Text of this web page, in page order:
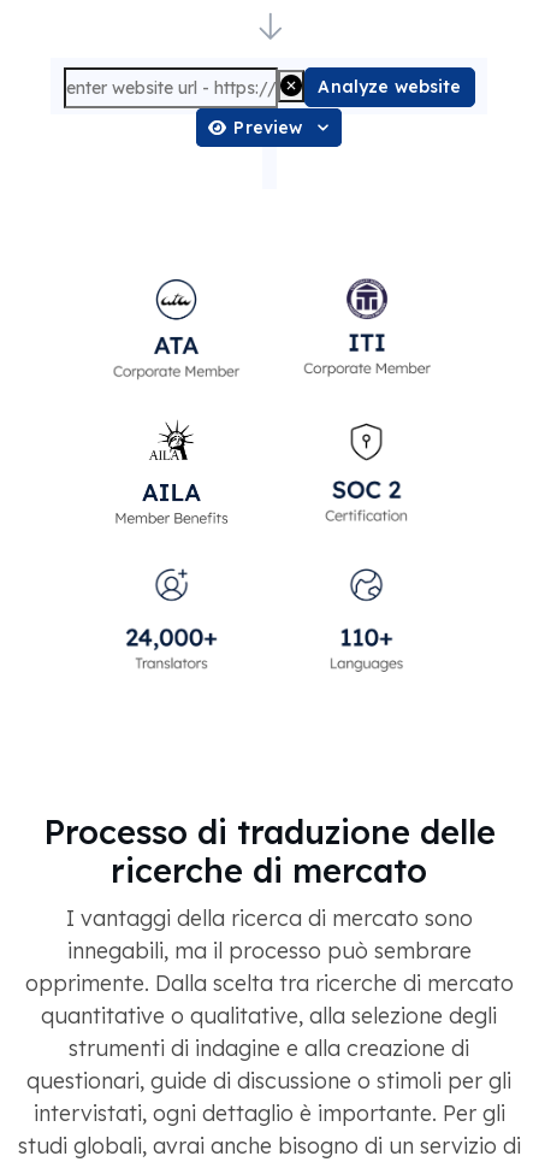
Analyze website
Preview
Processo di traduzione delle
ricerche di mercato
I vantaggi della ricerca di mercato sono
innegabili, ma il processo può sembrare
opprimente. Dalla scelta tra ricerche di mercato
quantitative o qualitative, alla selezione degli
strumenti di indagine e alla creazione di
questionari, guide di discussione o stimoli per gli
intervistati, ogni dettaglio è importante. Per gli
studi globali, avrai anche bisogno di un servizio di